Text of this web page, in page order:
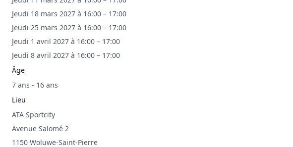
Jeudi 18 mars 2027 à 16:00 – 17:00
Jeudi 25 mars 2027 à 16:00 – 17:00
Jeudi 1 avril 2027 à 16:00 – 17:00
Jeudi 8 avril 2027 à 16:00 – 17:00
Âge
7 ans - 16 ans
Lieu
ATA Sportcity
Avenue Salomé 2
1150 Woluwe-Saint-Pierre